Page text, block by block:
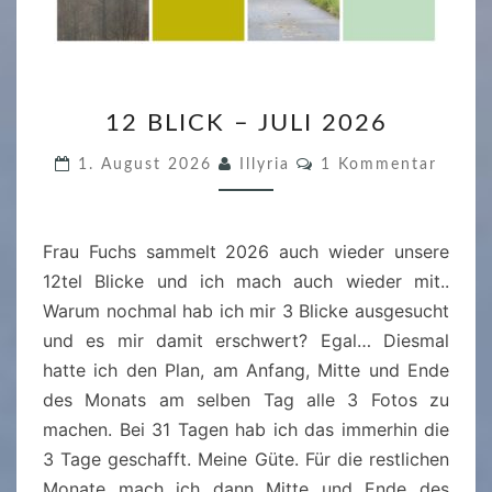
2
B
L
C
K
–
J
U
L
I
2
0
12 BLICK – JULI 2026
1. August 2026 Illyria
K
N
A
R
E
1 Kommentar
Frau Fuchs sammelt 2026 auch wieder unsere
12tel Blicke und ich mach auch wieder mit..
Warum nochmal hab ich mir 3 Blicke ausgesucht
und es mir damit erschwert? Egal… Diesmal
hatte ich den Plan, am Anfang, Mitte und Ende
des Monats am selben Tag alle 3 Fotos zu
machen. Bei 31 Tagen hab ich das immerhin die
3 Tage geschafft. Meine Güte. Für die restlichen